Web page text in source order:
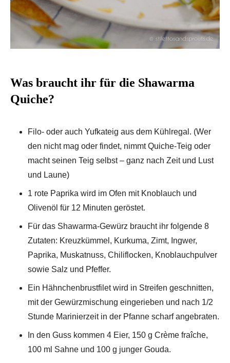
Was braucht ihr für die Shawarma
Quiche?
Filo- oder auch Yufkateig aus dem Kühlregal. (Wer
den nicht mag oder findet, nimmt Quiche-Teig oder
macht seinen Teig selbst – ganz nach Zeit und Lust
und Laune)
1 rote Paprika wird im Ofen mit Knoblauch und
Olivenöl für 12 Minuten geröstet.
Für das Shawarma-Gewürz braucht ihr folgende 8
Zutaten: Kreuzkümmel, Kurkuma, Zimt, Ingwer,
Paprika, Muskatnuss, Chiliflocken, Knoblauchpulver
sowie Salz und Pfeffer.
Ein Hähnchenbrustfilet wird in Streifen geschnitten,
mit der Gewürzmischung eingerieben und nach 1/2
Stunde Marinierzeit in der Pfanne scharf angebraten.
In den Guss kommen 4 Eier, 150 g Crème fraîche,
100 ml Sahne und 100 g junger Gouda.